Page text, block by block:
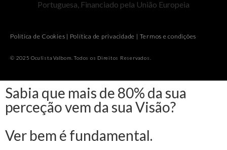
Política de Cookies | Política de privacidade | Termos e condições
© 2025 Oculista Valbom. Todos os Direitos Reservados.
Sabia que mais de 80% da sua
perceção vem da sua Visão?
Ver bem é fundamental.